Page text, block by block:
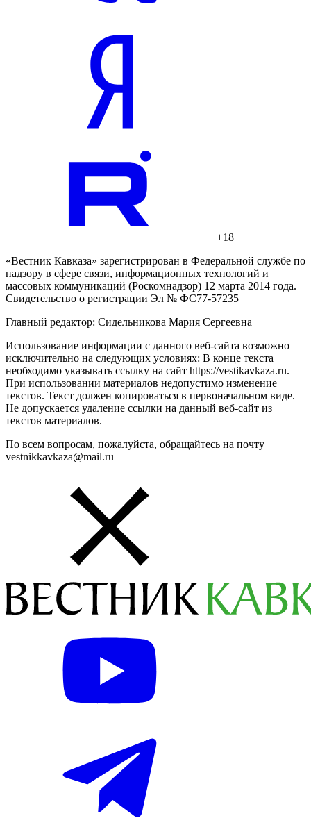
+18
«Вестник Кавказа» зарегистрирован в Федеральной службе по
надзору в сфере связи, информационных технологий и
массовых коммуникаций (Роскомнадзор) 12 марта 2014 года.
Свидетельство о регистрации Эл № ФС77-57235
Главный редактор: Сидельникова Мария Сергеевна
Использование информации с данного веб-сайта возможно
исключительно на следующих условиях: В конце текста
необходимо указывать ссылку на сайт https://vestikavkaza.ru.
При использовании материалов недопустимо изменение
текстов. Текст должен копироваться в первоначальном виде.
Не допускается удаление ссылки на данный веб-сайт из
текстов материалов.
По всем вопросам, пожалуйста, обращайтесь на почту
vestnikkavkaza@mail.ru